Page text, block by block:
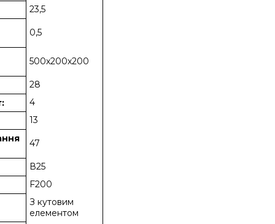
23,5
0,5
500х200х200
28
4
13
47
В25
F200
З кутовим
елементом